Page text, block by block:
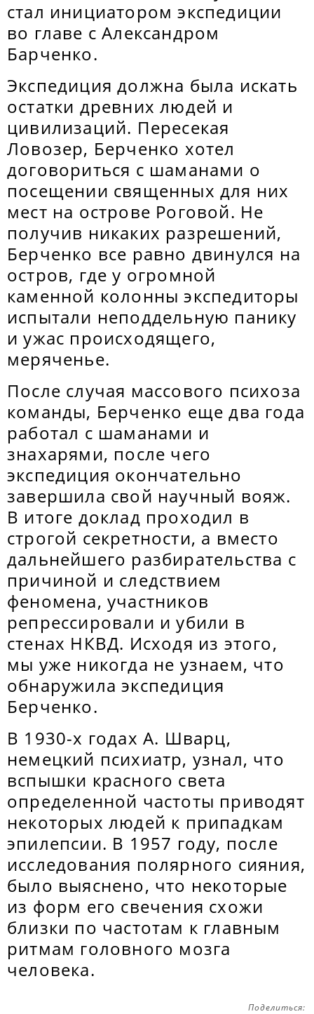
стал инициатором экспедиции
во главе с Александром
Барченко.
Экспедиция должна была искать
остатки древних людей и
цивилизаций. Пересекая
Ловозер, Берченко хотел
договориться с шаманами о
посещении священных для них
мест на острове Роговой. Не
получив никаких разрешений,
Берченко все равно двинулся на
остров, где у огромной
каменной колонны экспедиторы
испытали неподдельную панику
и ужас происходящего,
меряченье.
После случая массового психоза
команды, Берченко еще два года
работал с шаманами и
знахарями, после чего
экспедиция окончательно
завершила свой научный вояж.
В итоге доклад проходил в
строгой секретности, а вместо
дальнейшего разбирательства с
причиной и следствием
феномена, участников
репрессировали и убили в
стенах НКВД. Исходя из этого,
мы уже никогда не узнаем, что
обнаружила экспедиция
Берченко.
В 1930-х годах А. Шварц,
немецкий психиатр, узнал, что
вспышки красного света
определенной частоты приводят
некоторых людей к припадкам
эпилепсии. В 1957 году, после
исследования полярного сияния,
было выяснено, что некоторые
из форм его свечения схожи
близки по частотам к главным
ритмам головного мозга
человека.
Поделиться: